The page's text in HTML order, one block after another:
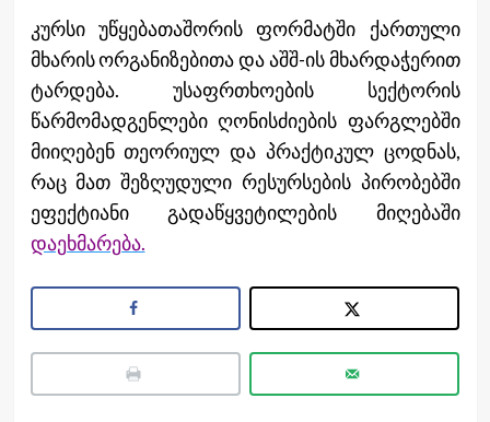
კურსი უწყებათაშორის ფორმატში ქართული
მხარის ორგანიზებითა და აშშ-ის მხარდაჭერით
ტარდება. უსაფრთხოების სექტორის
წარმომადგენლები ღონისძიების ფარგლებში
მიიღებენ თეორიულ და პრაქტიკულ ცოდნას,
რაც მათ შეზღუდული რესურსების პირობებში
ეფექტიანი გადაწყვეტილების მიღებაში
დაეხმარება.